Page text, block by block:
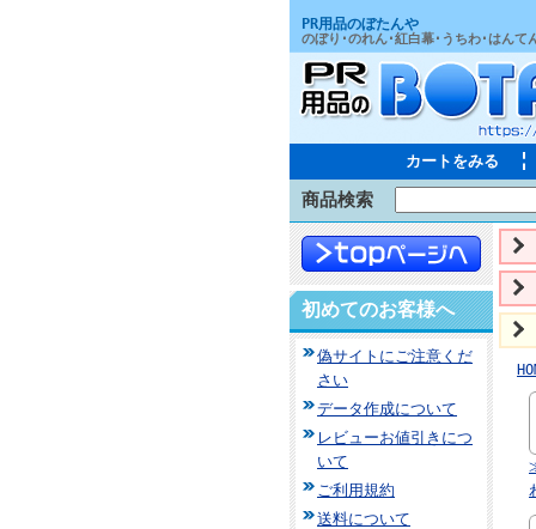
PR用品のぼたんや
のぼり･のれん･紅白幕･うちわ･はんて
カートをみる
商品検索
初めてのお客様へ
偽サイトにご注意くだ
さい
データ作成について
レビューお値引きにつ
いて
ご利用規約
送料について